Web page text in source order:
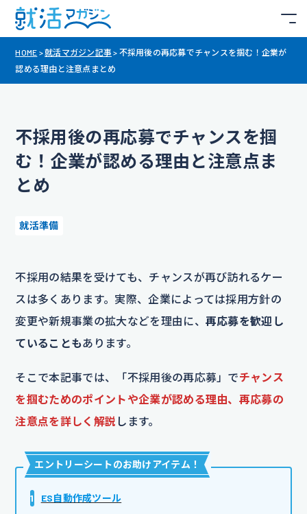
HOME >就活マガジン記事 > 不採用後の再応募でチャンスを掴む！企業が
認める理由と注意点まとめ
不採用後の再応募でチャンスを掴
む！企業が認める理由と注意点ま
とめ
就活準備
不採用の結果を受けても、チャンスが再び訪れるケー
スは多くあります。実際、企業によっては採用方針の
変更や新規事業の拡大などを理由に、 再応募を歓迎し
ていることもあります。
そこで本記事では、「不採用後の再応募」でチャンス
を掴むためのポイントや企業が認める理由、再応募の
注意点を詳しく解説 します。
エントリーシートのお助けアイテム ！
1
ES自動作成ツール